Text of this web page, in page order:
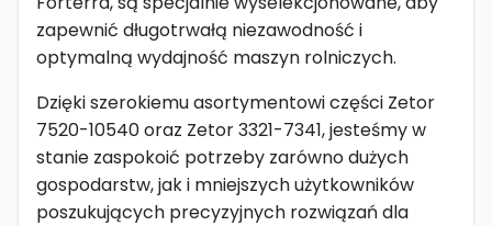
zapewnić długotrwałą niezawodność i
optymalną wydajność maszyn rolniczych.
Dzięki szerokiemu asortymentowi części Zetor
7520-10540 oraz Zetor 3321-7341, jesteśmy w
stanie zaspokoić potrzeby zarówno dużych
gospodarstw, jak i mniejszych użytkowników
poszukujących precyzyjnych rozwiązań dla